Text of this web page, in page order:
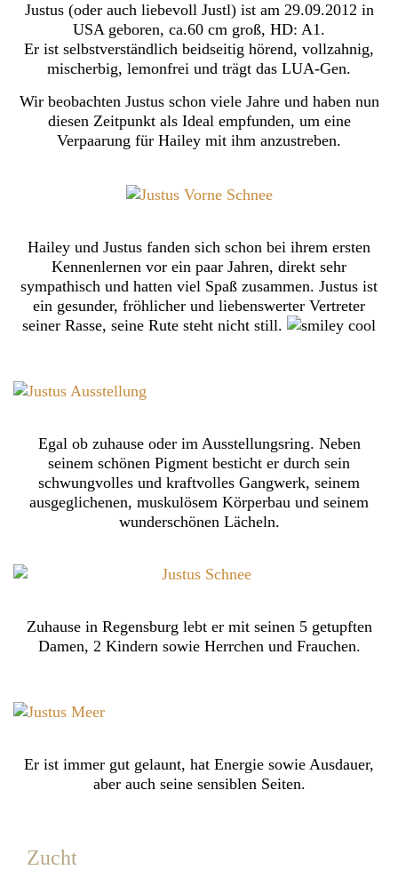
Justus (oder auch liebevoll Justl) ist am 29.09.2012 in
USA geboren, ca.60 cm groß, HD: A1.
Er ist selbstverständlich beidseitig hörend, vollzahnig,
mischerbig, lemonfrei und trägt das LUA-Gen.
Wir beobachten Justus schon viele Jahre und haben nun
diesen Zeitpunkt als Ideal empfunden, um eine
Verpaarung für Hailey mit ihm anzustreben.
Hailey und Justus fanden sich schon bei ihrem ersten
Kennenlernen vor ein paar Jahren, direkt sehr
sympathisch und hatten viel Spaß zusammen. Justus ist
ein gesunder, fröhlicher und liebenswerter Vertreter
seiner Rasse, seine Rute steht nicht still.
Egal ob zuhause oder im Ausstellungsring. Neben
seinem schönen Pigment besticht er durch sein
schwungvolles und kraftvolles Gangwerk, seinem
ausgeglichenen, muskulösem Körperbau und seinem
wunderschönen Lächeln.
Zuhause in Regensburg lebt er mit seinen 5 getupften
Damen, 2 Kindern sowie Herrchen und Frauchen.
Er ist immer gut gelaunt, hat Energie sowie Ausdauer,
aber auch seine sensiblen Seiten.
Zucht